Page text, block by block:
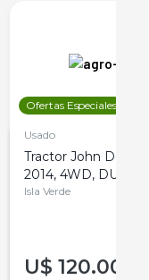
Ofertas Especiales
Usado
Tractor John Deere
2014, 4WD, DUAL
Isla Verde
U$ 120.000